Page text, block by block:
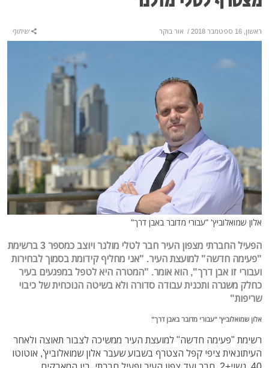
ראשון, 16 ספטמבר 2018 / אור בוקר שיתוף
אלון שמואלוביץ' "עבורי מדובר באבן דרך"
הפעיל החברתי מצפון העיר חבר לטלי מולנר ויוצב כמספר 3 ברשימת
"פעימה חדשה" למועצת העיר. "אני מחליף קידומת בסמוך לבחירות
ועבורי זו אבן דרך", הוא אומר. "המטרה היא לטפל במפגעים בעיר
כחלק משגרה ותכנית עבודה סדורה ולא בשיטה הנוכחית של כיבוי
שריפות"
אלון שמואלוביץ' "עבורי מדובר באבן דרך"
רשימת "פעימה חדשה" למועצת העיר ממשיכה לצבור תאוצה ולאחר
העיתונאית ציפי קפל הצטרף בשבוע שעבר אלון שמואלוביץ', אוטוטו